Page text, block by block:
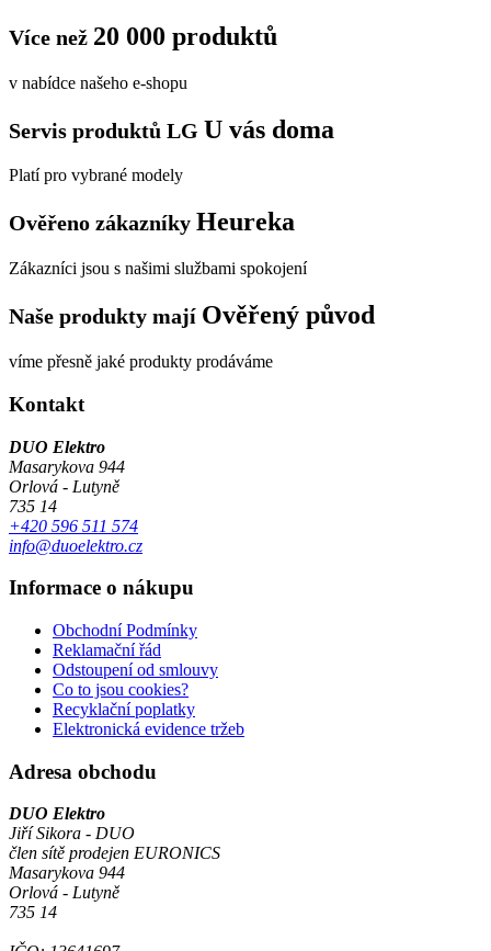
Více než 20 000 produktů
v nabídce našeho e-shopu
Servis produktů LG U vás doma
Platí pro vybrané modely
Ověřeno zákazníky Heureka
Zákazníci jsou s našimi službami spokojení
Naše produkty mají Ověřený původ
víme přesně jaké produkty prodáváme
Kontakt
DUO Elektro
Masarykova 944
Orlová - Lutyně
735 14
+420 596 511 574
info@duoelektro.cz
Informace o nákupu
Obchodní Podmínky
Reklamační řád
Odstoupení od smlouvy
Co to jsou cookies?
Recyklační poplatky
Elektronická evidence tržeb
Adresa obchodu
DUO Elektro
Jiří Sikora - DUO
člen sítě prodejen EURONICS
Masarykova 944
Orlová - Lutyně
735 14